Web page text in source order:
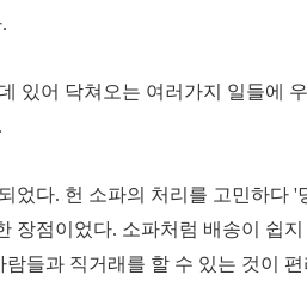
있어 닥쳐오는 여러가지 일들에
었다. 헌 소파의 처리를 고민하다 '
장점이었다. 소파처럼 배송이 쉽
들과 직거래를 할 수 있는 것이 편